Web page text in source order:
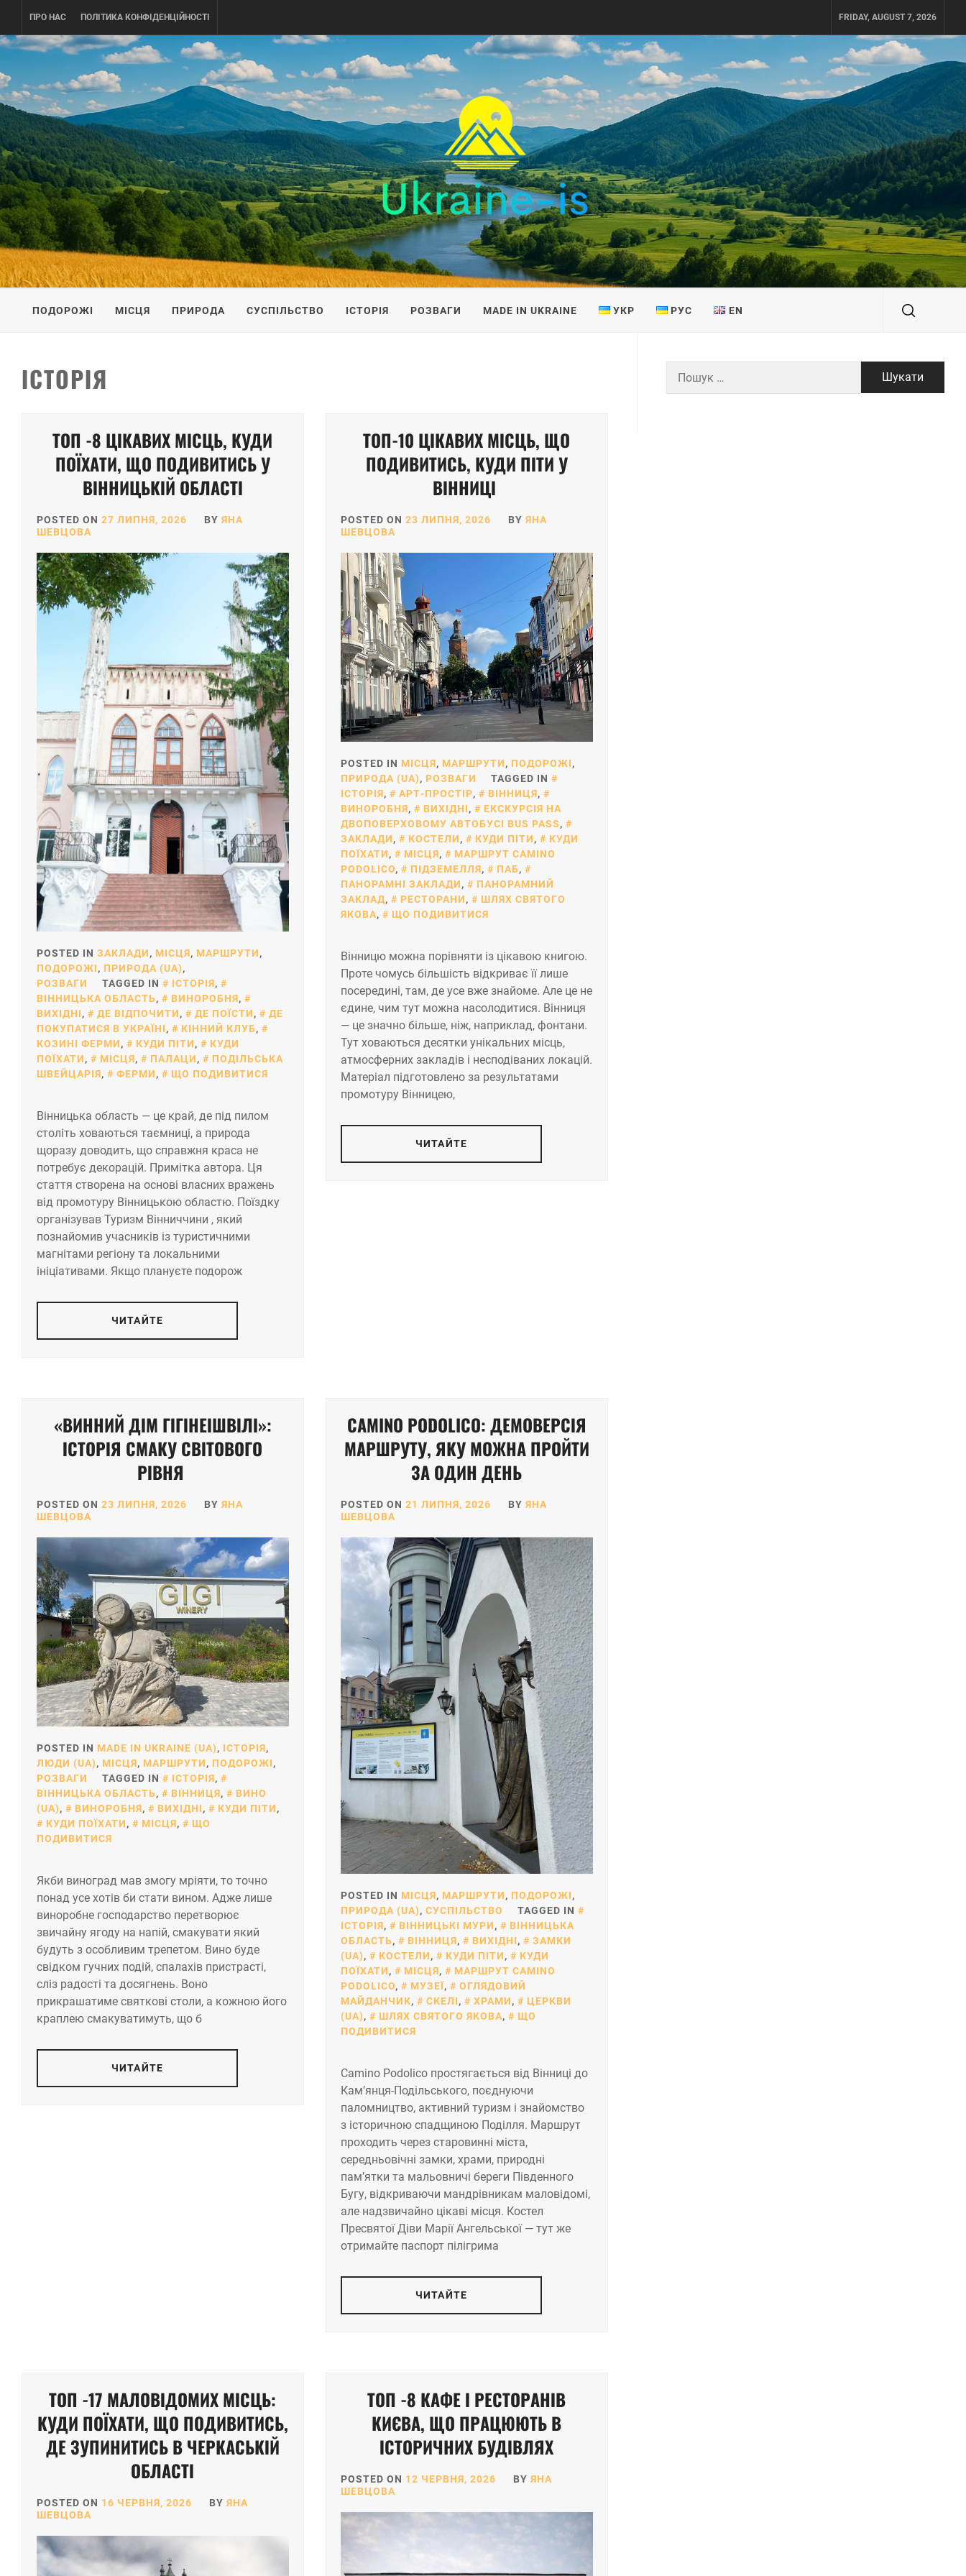
content
ПРО НАС ПОЛІТИКА КОНФІДЕНЦІЙНОСТІ FRIDAY, AUGUST 7, 2026
UKRAINE-IS
ПОДОРОЖI ПО УКРАЇНІ
ПОДОРОЖІ МІСЦЯ ПРИРОДА СУСПІЛЬСТВО ІСТОРІЯ РОЗВАГИ MADE IN UKRAINE УКР РУС EN
ІСТОРІЯ
ТОП -8 ЦІКАВИХ МІСЦЬ, КУДИ
ПОЇХАТИ, ЩО ПОДИВИТИСЬ У
ВІННИЦЬКІЙ ОБЛАСТІ
POSTED ON 27 ЛИПНЯ, 2026 BY ЯНА
ШЕВЦОВА
POSTED IN ЗАКЛАДИ, МІСЦЯ, МАРШРУТИ,
ПОДОРОЖІ, ПРИРОДА (UA),
РОЗВАГИ
TAGGED IN ІСТОРІЯ,
ВІННИЦЬКА ОБЛАСТЬ, ВИНОРОБНЯ,
ВИХІДНІ, ДЕ ВІДПОЧИТИ, ДЕ ПОЇСТИ,
ДЕ
ПОКУПАТИСЯ В УКРАЇНІ, КІННИЙ КЛУБ,
КОЗИНІ ФЕРМИ, КУДИ ПІТИ,
КУДИ
ПОЇХАТИ, МІСЦЯ, ПАЛАЦИ,
ПОДІЛЬСЬКА
ШВЕЙЦАРІЯ, ФЕРМИ, ЩО ПОДИВИТИСЯ
Вінницька область — це край, де під пилом
століть ховаються таємниці, а природа
щоразу доводить, що справжня краса не
потребує декорацій. Примітка автора. Ця
стаття створена на основі власних вражень
від промотуру Вінницькою областю. Поїздку
організував Туризм Вінниччини , який
познайомив учасників із туристичними
магнітами регіону та локальними
ініціативами. Якщо плануєте подорож
ЧИТАЙТЕ
ТОП-10 ЦІКАВИХ МІСЦЬ, ЩО
ПОДИВИТИСЬ, КУДИ ПІТИ У
ВІННИЦІ
POSTED ON 23 ЛИПНЯ, 2026 BY ЯНА
ШЕВЦОВА
POSTED IN МІСЦЯ, МАРШРУТИ, ПОДОРОЖІ,
ПРИРОДА (UA), РОЗВАГИ
TAGGED IN
ІСТОРІЯ, АРТ-ПРОСТІР, ВІННИЦЯ,
ВИНОРОБНЯ, ВИХІДНІ,
ЕКСКУРСІЯ НА
ДВОПОВЕРХОВОМУ АВТОБУСІ BUS PASS,
ЗАКЛАДИ, КОСТЕЛИ, КУДИ ПІТИ,
КУДИ
ПОЇХАТИ, МІСЦЯ,
МАРШРУТ CAMINO
PODOLICO, ПІДЗЕМЕЛЛЯ, ПАБ,
ПАНОРАМНІ ЗАКЛАДИ,
ПАНОРАМНИЙ
ЗАКЛАД, РЕСТОРАНИ,
ШЛЯХ СВЯТОГО
ЯКОВА, ЩО ПОДИВИТИСЯ
Вінницю можна порівняти із цікавою книгою.
Проте чомусь більшість відкриває її лише
посередині, там, де усе вже знайоме. Але це не
єдине, чим тут можна насолодитися. Вінниця
— це значно більше, ніж, наприклад, фонтани.
Тут ховаються десятки унікальних місць,
атмосферних закладів і несподіваних локацій.
Матеріал підготовлено за результатами
промотуру Вінницею,
ЧИТАЙТЕ
«ВИННИЙ ДІМ ГІГІНЕІШВІЛІ»:
ІСТОРІЯ СМАКУ СВІТОВОГО
РІВНЯ
POSTED ON 23 ЛИПНЯ, 2026 BY ЯНА
ШЕВЦОВА
POSTED IN MADE IN UKRAINE (UA), ІСТОРІЯ,
ЛЮДИ (UA), МІСЦЯ, МАРШРУТИ, ПОДОРОЖІ,
РОЗВАГИ
TAGGED IN ІСТОРІЯ,
ВІННИЦЬКА ОБЛАСТЬ, ВІННИЦЯ,
ВИНО
(UA), ВИНОРОБНЯ, ВИХІДНІ, КУДИ ПІТИ,
КУДИ ПОЇХАТИ, МІСЦЯ,
ЩО
ПОДИВИТИСЯ
Якби виноград мав змогу мріяти, то точно
понад усе хотів би стати вином. Адже лише
виноробне господарство перетворює
звичайну ягоду на напій, смакувати який
будуть з особливим трепетом. Вино буде
свідком гучних подій, спалахів пристрасті,
сліз радості та досягнень. Воно
прикрашатиме святкові столи, а кожною його
краплею смакуватимуть, що б
ЧИТАЙТЕ
CAMINO PODOLICO: ДЕМОВЕРСІЯ
МАРШРУТУ, ЯКУ МОЖНА ПРОЙТИ
ЗА ОДИН ДЕНЬ
POSTED ON 21 ЛИПНЯ, 2026 BY ЯНА
ШЕВЦОВА
POSTED IN МІСЦЯ, МАРШРУТИ, ПОДОРОЖІ,
ПРИРОДА (UA), СУСПІЛЬСТВО
TAGGED IN
ІСТОРІЯ, ВІННИЦЬКІ МУРИ,
ВІННИЦЬКА
ОБЛАСТЬ, ВІННИЦЯ, ВИХІДНІ,
ЗАМКИ
(UA), КОСТЕЛИ, КУДИ ПІТИ,
КУДИ
ПОЇХАТИ, МІСЦЯ,
МАРШРУТ CAMINO
PODOLICO, МУЗЕЇ,
ОГЛЯДОВИЙ
МАЙДАНЧИК, СКЕЛІ, ХРАМИ,
ЦЕРКВИ
(UA), ШЛЯХ СВЯТОГО ЯКОВА,
ЩО
ПОДИВИТИСЯ
Camino Podolico простягається від Вінниці до
Кам’янця-Подільського, поєднуючи
паломництво, активний туризм і знайомство
з історичною спадщиною Поділля. Маршрут
проходить через старовинні міста,
середньовічні замки, храми, природні
пам’ятки та мальовничі береги Південного
Бугу, відкриваючи мандрівникам маловідомі,
але надзвичайно цікаві місця. Костел
Пресвятої Діви Марії Ангельської — тут же
отримайте паспорт пілігрима
ЧИТАЙТЕ
ТОП -17 МАЛОВІДОМИХ МІСЦЬ:
КУДИ ПОЇХАТИ, ЩО ПОДИВИТИСЬ,
ДЕ ЗУПИНИТИСЬ В ЧЕРКАСЬКІЙ
ОБЛАСТІ
POSTED ON 16 ЧЕРВНЯ, 2026 BY ЯНА
ШЕВЦОВА
ТОП -8 КАФЕ І РЕСТОРАНІВ
КИЄВА, ЩО ПРАЦЮЮТЬ В
ІСТОРИЧНИХ БУДІВЛЯХ
POSTED ON 12 ЧЕРВНЯ, 2026 BY ЯНА
ШЕВЦОВА
pagination